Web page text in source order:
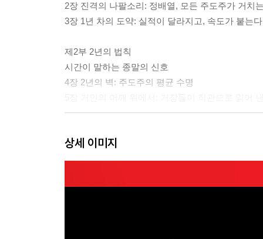
2장 진격의 나팔소리: 정배열, 모든 주도주가 거치
3장 1년 차의 도약: 실적이 달라지고, 속도가 붙는다
제2부 2년의 법칙
시간이 말하는 종말의 신호
4장 2년의 벽: 주도주의 평균 수명
왜 공세는 끝나는가
6장 밸류에이션의 함정: 비싸서 끝나는 것이 아니다
8장 델타 음 전환: 성장 속도가 꺾이는 순간
상세 이미지